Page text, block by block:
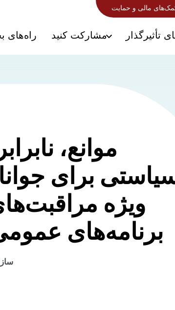
مالی و حمایت
مشارکت کنید تأثیرگذار
موانع،
برای
ویژه
برنامه‌های